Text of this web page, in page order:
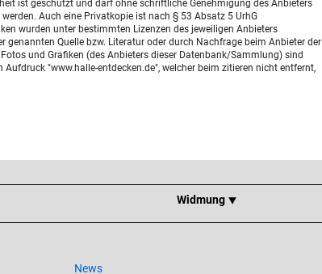
ist geschützt und darf ohne schriftliche Genehmigung des Anbieters
Auch eine Privatkopie ist nach § 53 Absatz 5 UrhG
wurden unter bestimmten Lizenzen des jeweiligen Anbieters
genannten Quelle bzw. Literatur oder durch Nachfrage beim Anbieter der
und Grafiken (des Anbieters dieser Datenbank/Sammlung) sind
"www.halle-entdecken.de", welcher beim zitieren nicht entfernt,
Widmung ⯆
News